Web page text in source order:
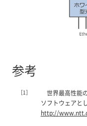
参考
［1］
世界最高性能
ソフトウェアと
http://